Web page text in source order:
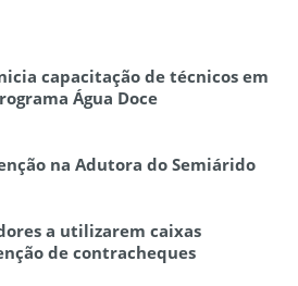
capacitação de técnicos em
Água Doce
na Adutora do Semiárido
a utilizarem caixas
de contracheques